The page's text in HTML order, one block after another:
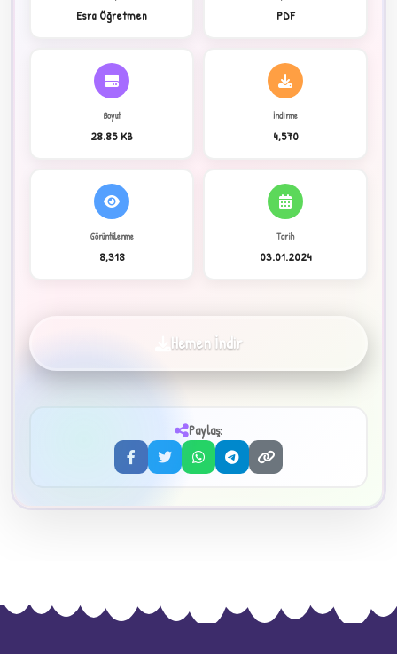
✦
Esra Öğretmen PDF
Boyut
28.85 KB
İndirme
4,570
Görüntülenme
8,318
Tarih
03.01.2024
Hemen İndir
Paylaş: